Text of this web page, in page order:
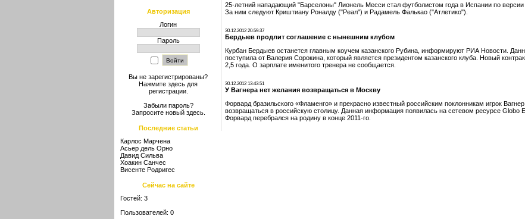
Авторизация
Логин
Пароль
Вы не зарегистрированы?
Нажмите здесь для
регистрации.
Забыли пароль?
Запросите новый здесь.
Последние статьи
Карлос Марчена
Асьер дель Орно
Давид Сильва
Хоакин Санчес
Висенте Родригес
Сейчас на сайте
Гостей: 3
Пользователей: 0
25-летний нападающий "Барселоны" Лионель Месси стал футболистом года в Испании по версии
За ним следуют Криштиану Роналду ("Реал") и Радамель Фалькао ("Атлетико").
30.12.2012 20:59:37
Бердыев продлит соглашение с нынешним клубом
Курбан Бердыев останется главным коучем казанского Рубина, информируют РИА Новости.
поступила от Валерия Сорокина, который является президентом казанского клуба. Новый
2,5 года. О зарплате именитого тренера не сообщается.
30.12.2012 13:43:51
У Вагнера нет желания возвращаться в Москву
Форвард бразильского «Фламенго» и прекрасно известный российским поклонникам игрок
возвращаться в российскую столицу. Данная информация появилась на сетевом ресурсе Globo
Форвард перебрался на родину в конце 2011-го.